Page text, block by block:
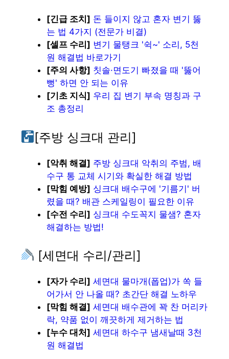
[긴급 조치] 돈 들이지 않고 혼자 변기 뚫
는 법 4가지 (전문가 비결)
[셀프 수리] 변기 물탱크 '쉭~' 소리, 5천
원 해결법 바로가기
[주의 사항] 칫솔·면도기 빠졌을 때 '뚫어
뻥' 하면 안 되는 이유
[기초 지식] 우리 집 변기 부속 명칭과 구
조 총정리
[주방 싱크대 관리]
[악취 해결] 주방 싱크대 악취의 주범, 배
수구 통 교체 시기와 확실한 해결 방법
[막힘 예방] 싱크대 배수구에 '기름기' 버
렸을 때? 배관 스케일링이 필요한 이유
[수전 수리] 싱크대 수도꼭지 물샘? 혼자
해결하는 방법!
[세면대 수리/관리]
[자가 수리] 세면대 물마개(폽업)가 쏙 들
어가서 안 나올 때? 초간단 해결 노하우
[막힘 해결] 세면대 배수관에 꽉 찬 머리카
락, 약품 없이 깨끗하게 제거하는 법
[누수 대처] 세면대 하수구 냄새날때 3천
원 해결법